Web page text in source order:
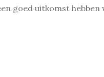
goed uitkomst hebben